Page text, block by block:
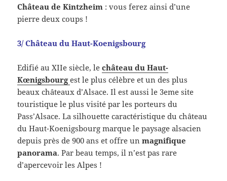
Château de Kintzheim : vous ferez ainsi d’une
pierre deux coups !
3/ Château du Haut-Koenigsbourg
Edifié au XIIe siècle, lechâteau du Haut-
Kœnigsbourg est le plus célèbre et un des plus
beaux châteaux d’Alsace. Il est aussi le 3eme site
touristique le plus visité par les porteurs du
Pass’Alsace. La silhouette caractéristique du château
du Haut-Koenigsbourg marque le paysage alsacien
depuis près de 900 ans et offre unmagnifique
panorama. Par beau temps, il n’est pas rare
d’apercevoir les Alpes !